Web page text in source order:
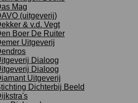
Mag
(uitgeverij)
& v.d. Vegt
Boer De Ruiter
Uitgeverij
Dialoog
Dialoog
Uitgeverij
Dichterbij Beeld